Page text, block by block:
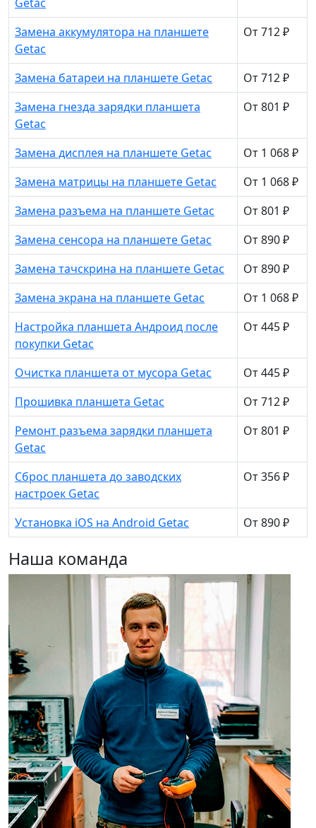
Замена аккумулятора на планшете
Getac
От 712 ₽
Замена батареи на планшете Getac
От 712 ₽
Замена гнезда зарядки планшета
Getac
От 801 ₽
Замена дисплея на планшете Getac
От 1 068 ₽
Замена матрицы на планшете Getac
От 1 068 ₽
Замена разъема на планшете Getac
От 801 ₽
Замена сенсора на планшете Getac
От 890 ₽
Замена тачскрина на планшете Getac
От 890 ₽
Замена экрана на планшете Getac
От 1 068 ₽
Настройка планшета Андроид после
покупки Getac
От 445 ₽
Очистка планшета от мусора Getac
От 445 ₽
Прошивка планшета Getac
От 712 ₽
Ремонт разъема зарядки планшета
Getac
От 801 ₽
Сброс планшета до заводских
настроек Getac
От 356 ₽
Установка iOS на Android Getac От 890 ₽
Наша команда